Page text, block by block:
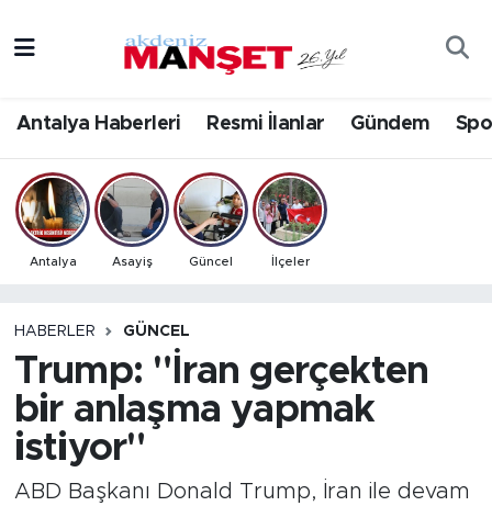
Antalya Haberleri Resmi İlanlar Gündem
Antalya Asayiş Güncel İlçeler
HABERLER GÜNCEL
Trump: "İran gerçekten
bir anlaşma yapmak
istiyor"
ABD Başkanı Donald Trump, İran ile devam
Bilim & Teknoloji
Eğitim
Ekonomi
Gündem
İlçeler
Antalya Hava Durumu
Antalya Namaz Vakitleri
Antalya Trafik Yoğunluk Haritası
Tüm Manşetler
Son Dakika Haberleri